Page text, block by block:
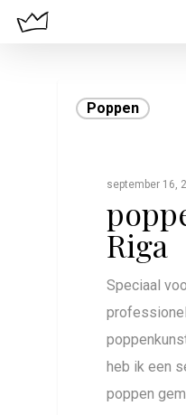
Poppen
september 16,
Riga
Speciaal
heb ik een
poppen